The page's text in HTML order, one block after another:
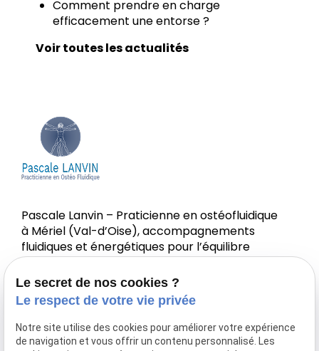
Comment prendre en charge
efficacement une entorse ?
Voir toutes les actualités
Pascale Lanvin – Praticienne en ostéofluidique
à Mériel (Val-d’Oise), accompagnements
fluidiques et énergétiques pour l’équilibre
corps-esprit.
Le secret de nos cookies ?
Le respect de votre vie privée
Notre site utilise des cookies pour améliorer votre expérience
de navigation et vous offrir un contenu personnalisé. Les